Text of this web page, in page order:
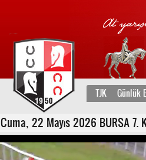
TJK Günlük
Cuma, 22 Mayıs 2026 BURSA 7.